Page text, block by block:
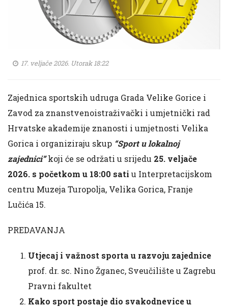
17. veljače 2026. Utorak 18:22
Zajednica sportskih udruga Grada Velike Gorice i
Zavod za znanstvenoistraživački i umjetnički rad
Hrvatske akademije znanosti i umjetnosti Velika
Gorica i organiziraju skup “Sport u lokalnoj
zajednici”koji će se održati u srijedu 25. veljače
2026. s početkom u 18:00 sati u Interpretacijskom
centru Muzeja Turopolja, Velika Gorica, Franje
Lučića 15.
PREDAVANJA
Utjecaj i važnost sporta u razvoju zajednice
prof. dr. sc. Nino Žganec, Sveučilište u Zagrebu
Pravni fakultet
Kako sport postaje dio svakodnevice u